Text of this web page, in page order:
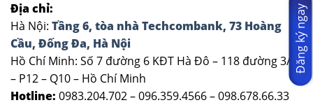
Địa chỉ:
Hà Nội: Tầng 6, tòa nhà Techcombank, 73 Hoàng
Cầu, Đống Đa, Hà Nội
Hồ Chí Minh: Số 7 đường 6 KĐT Hà Đô – 118 đường 3/2
– P12 – Q10 – Hồ Chí Minh
Hotline: 0983.204.702 – 096.359.4566 – 098.678.66.33
Đăng ký ngay